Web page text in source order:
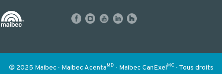
© 2025 Maibec ∙ Maibec AcentaMD ∙ Maibec CanExelMC ∙ Tous droits